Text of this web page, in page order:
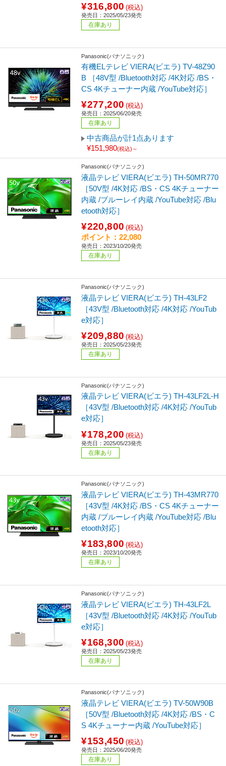
¥316,800 (税込)
発売日：2025/05/23発売
在庫あり
Panasonic(パナソニック)
有機ELテレビ VIERA(ビエラ) TV-48Z90
B ［48V型 /Bluetooth対応 /4K対応 /BS・
CS 4Kチューナー内蔵 /YouTube対応］
¥277,200 (税込)
発売日：2025/06/20発売
在庫あり
中古商品が計1点あります
¥151,980(税込)～
Panasonic(パナソニック)
液晶テレビ VIERA(ビエラ) TH-50MR770
［50V型 /4K対応 /BS・CS 4Kチューナー
内蔵 /ブルーレイ内蔵 /YouTube対応 /Blu
etooth対応］
¥220,800 (税込)
ポイント：22,080
発売日：2023/10/20発売
在庫あり
Panasonic(パナソニック)
液晶テレビ VIERA(ビエラ) TH-43LF2
［43V型 /Bluetooth対応 /4K対応 /YouTub
e対応］
¥209,880 (税込)
発売日：2025/05/23発売
在庫あり
Panasonic(パナソニック)
液晶テレビ VIERA(ビエラ) TH-43LF2L-H
［43V型 /Bluetooth対応 /4K対応 /YouTub
e対応］
¥178,200 (税込)
発売日：2025/05/23発売
在庫あり
Panasonic(パナソニック)
液晶テレビ VIERA(ビエラ) TH-43MR770
［43V型 /4K対応 /BS・CS 4Kチューナー
内蔵 /ブルーレイ内蔵 /YouTube対応 /Blu
etooth対応］
¥183,800 (税込)
発売日：2023/10/20発売
在庫あり
Panasonic(パナソニック)
液晶テレビ VIERA(ビエラ) TH-43LF2L
［43V型 /Bluetooth対応 /4K対応 /YouTub
e対応］
¥168,300 (税込)
発売日：2025/05/23発売
在庫あり
Panasonic(パナソニック)
液晶テレビ VIERA(ビエラ) TV-50W90B
［50V型 /Bluetooth対応 /4K対応 /BS・C
S 4Kチューナー内蔵 /YouTube対応］
¥153,450 (税込)
発売日：2025/06/20発売
在庫あり